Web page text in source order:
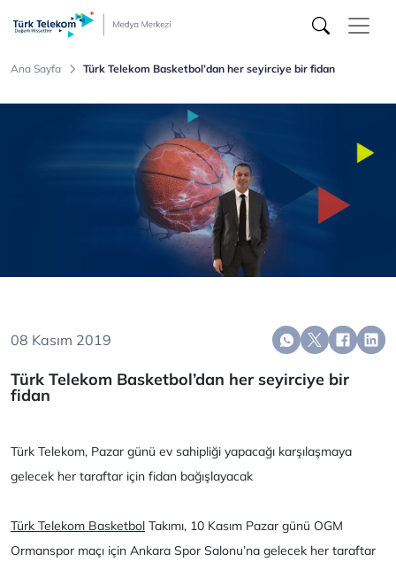
Telekom
Medya
Ana Sayfa Türk Telekom Basketbol’dan her seyirciye bir fidan
08 Kasım 2019
Türk Telekom Basketbol’dan her seyirciye bir
fidan
Türk Telekom, Pazar günü ev sahipliği yapacağı karşılaşmaya
gelecek her taraftar için fidan bağışlayacak
Türk Telekom Basketbol Takımı, 10 Kasım Pazar günü OGM
Ormanspor maçı için Ankara Spor Salonu’na gelecek her taraftar